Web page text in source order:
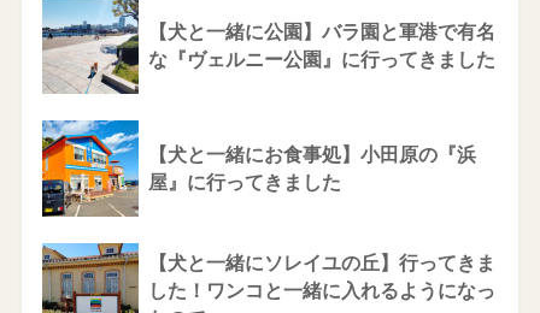
【犬と一緒に公園】バラ園と軍港で有名
な『ヴェルニー公園』に行ってきました
【犬と一緒にお食事処】小田原の『浜
屋』に行ってきました
【犬と一緒にソレイユの丘】行ってきま
した！ワンコと一緒に入れるようになっ